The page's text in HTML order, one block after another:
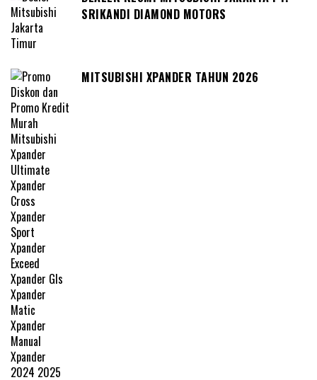
SRIKANDI DIAMOND MOTORS
MITSUBISHI XPANDER TAHUN 2026